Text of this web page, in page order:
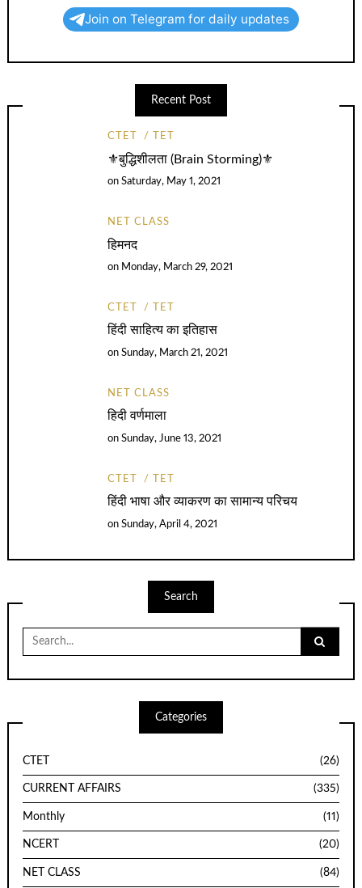
Join on Telegram for daily updates
Recent Post
CTET TET
⚜️बुद्धिशीलता (Brain Storming)⚜️
onSaturday, May 1, 2021
NET CLASS
हिमनद
on Monday, March 29, 2021
CTET TET
हिंदी साहित्य का इतिहास
onSunday, March 21, 2021
NET CLASS
हिदी वर्णमाला
onSunday, June 13, 2021
CTET TET
हिंदी भाषा और व्याकरण का सामान्य परिचय
onSunday, April 4, 2021
Search
Search
for:
Categories
CTET (26)
CURRENT AFFAIRS (335)
Monthly (11)
NCERT (20)
NET CLASS (84)